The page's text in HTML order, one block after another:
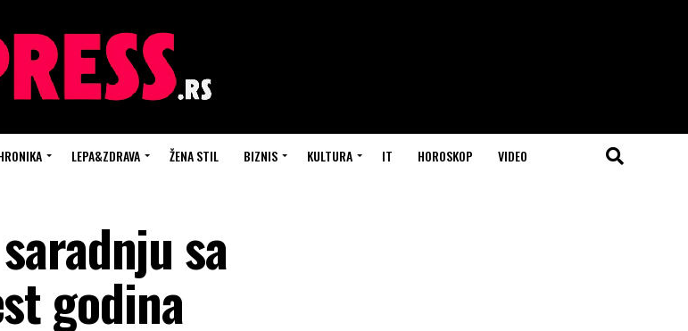
LEPA&ZDRAVA ŽENA STIL BIZNIS KULTURA IT HOROSKOP VIDEO
sa
godina